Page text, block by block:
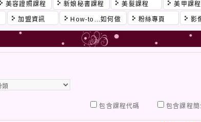
美容證照課程 新娘秘書課程 美髮課程 美甲課程
加盟資訊 How-to...如何做 粉絲專頁 影
包含課程代碼 包含課程簡